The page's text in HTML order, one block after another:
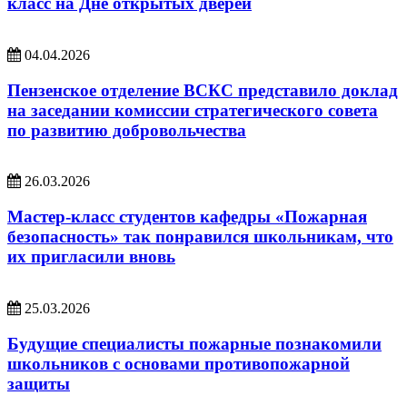
04.04.2026
Пензенское отделение ВСКС представило доклад
на заседании комиссии стратегического совета
по развитию добровольчества
26.03.2026
Мастер-класс студентов кафедры «Пожарная
безопасность» так понравился школьникам, что
их пригласили вновь
25.03.2026
Будущие специалисты пожарные познакомили
школьников с основами противопожарной
защиты